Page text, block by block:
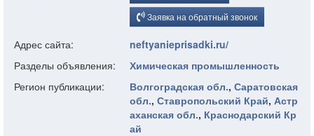
Заявка на обратный звонок
Адрес сайта:
neftyanieprisadki.ru/
Разделы объявления:
Химическая промышленность
Регион публикации:
Волгоградская обл., Саратовская
обл., Ставропольский Край, Астр
аханская обл., Краснодарский Кр
ай